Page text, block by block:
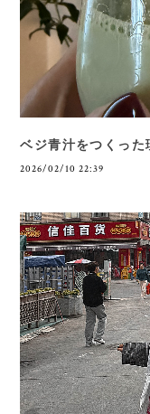
ベジ青汁をつくっ
2026/02/10 22:39